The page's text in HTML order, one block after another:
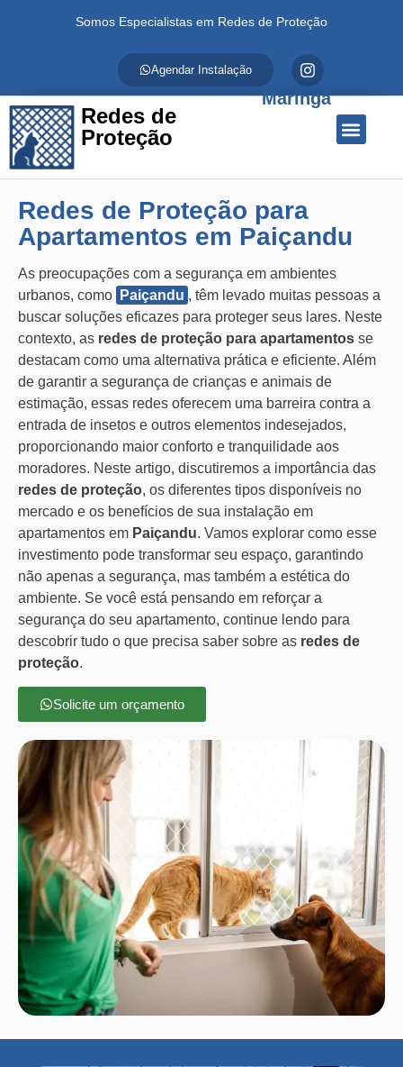
Somos Especialistas em Redes de Proteção
Agendar Instalação
Redes de
Proteção
Maringá
Redes de Proteção para
Apartamentos em Paiçandu
As preocupações com a segurança em ambientes
urbanos, como
Paiçandu , têm levado muitas pessoas a
buscar soluções eficazes para proteger seus lares. Neste
contexto, as redes de proteção para apartamentos se
destacam como uma alternativa prática e eficiente. Além
de garantir a segurança de crianças e animais de
estimação, essas redes oferecem uma barreira contra a
entrada de insetos e outros elementos indesejados,
proporcionando maior conforto e tranquilidade aos
moradores. Neste artigo, discutiremos a importância das
redes de proteção, os diferentes tipos disponíveis no
mercado e os benefícios de sua instalação em
apartamentos em Paiçandu. Vamos explorar como esse
investimento pode transformar seu espaço, garantindo
não apenas a segurança, mas também a estética do
ambiente. Se você está pensando em reforçar a
segurança do seu apartamento, continue lendo para
descobrir tudo o que precisa saber sobre as redes de
proteção.
Solicite um orçamento